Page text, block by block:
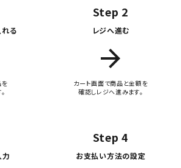
る
Step 2
レジへ進む
arrow_forward
カート画面で商品と金額を
確認しレジへ進みます。
Step 4
お支払い方法の設定